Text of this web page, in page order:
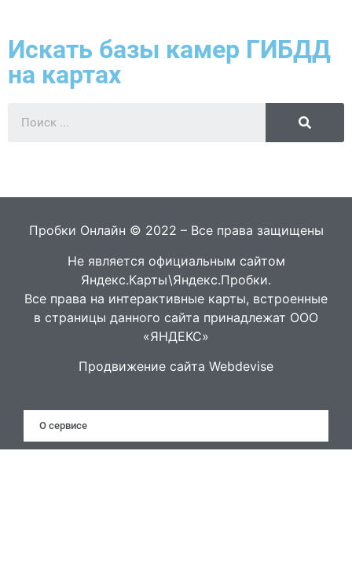
Искать базы камер ГИБДД
на картах
Пробки Онлайн © 2022 – Все права защищены
Не является официальным сайтом
Яндекс.Карты\Яндекс.Пробки.
Все права на интерактивные карты, встроенные
в страницы данного сайта принадлежат ООО
«ЯНДЕКС»
Продвижение сайта Webdevise
О сервисе